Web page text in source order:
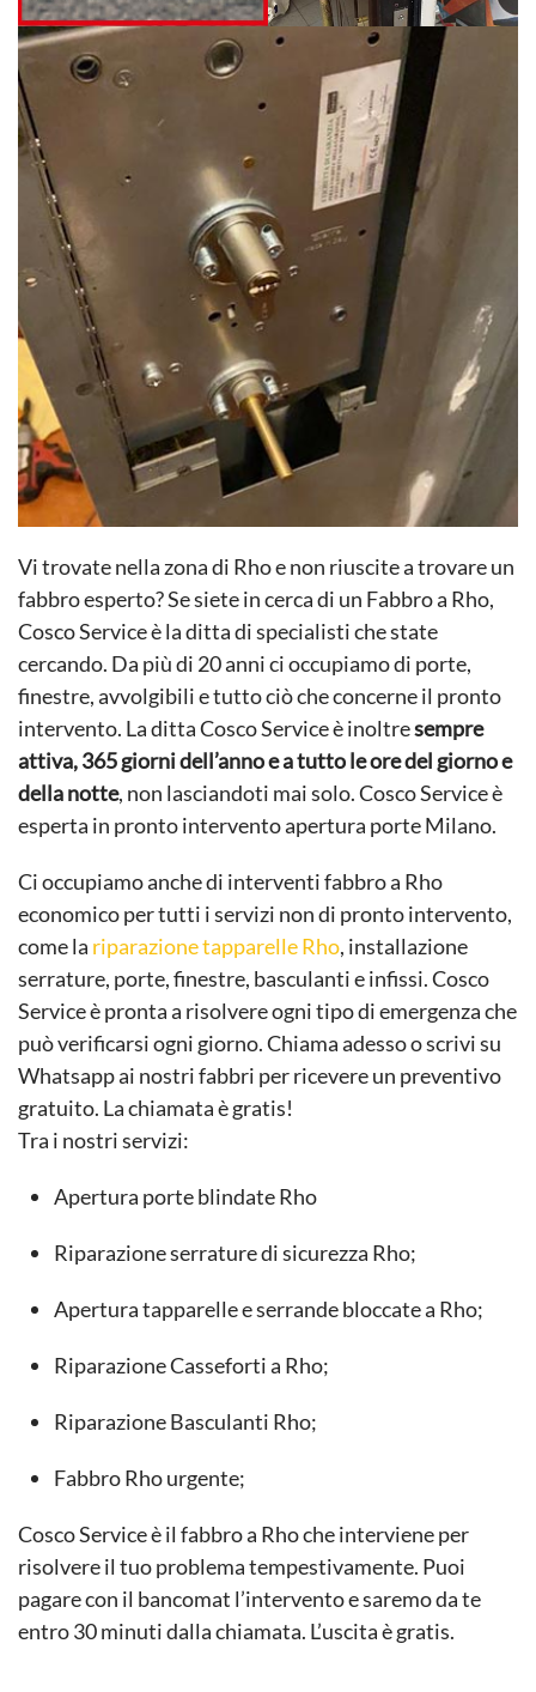
Vi trovate nella zona di Rho e non riuscite a trovare un
fabbro esperto? Se siete in cerca di un Fabbro a Rho,
Cosco Service è la ditta di specialisti che state
cercando. Da più di 20 anni ci occupiamo di porte,
finestre, avvolgibili e tutto ciò che concerne il pronto
intervento. La ditta Cosco Service è inoltresempre
attiva, 365 giorni dell’anno e a tutto le ore del giorno e
della notte, non lasciandoti mai solo. Cosco Service è
esperta in pronto intervento apertura porte Milano.
Ci occupiamo anche di interventi fabbro a Rho
economico per tutti i servizi non di pronto intervento,
come la riparazione tapparelle Rho, installazione
serrature, porte, finestre, basculanti e infissi. Cosco
Service è pronta a risolvere ogni tipo di emergenza che
può verificarsi ogni giorno. Chiama adesso o scrivi su
Whatsapp ai nostri fabbri per ricevere un preventivo
gratuito. La chiamata è gratis!
Tra i nostri servizi:
Apertura porte blindate Rho
Riparazione serrature di sicurezza Rho;
Apertura tapparelle e serrande bloccate a Rho;
Riparazione Casseforti a Rho;
Riparazione Basculanti Rho;
Fabbro Rho urgente;
Cosco Service è il fabbro a Rho che interviene per
risolvere il tuo problema tempestivamente. Puoi
pagare con il bancomat l’intervento e saremo da te
entro 30 minuti dalla chiamata. L’uscita è gratis.